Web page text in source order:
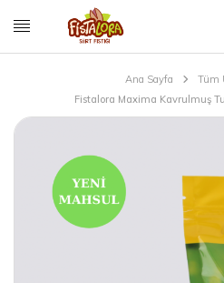
Ana Sayfa
Tüm
Fistalora Maxima Kavrulmuş